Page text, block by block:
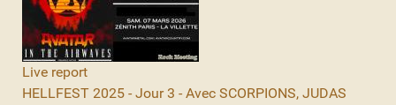
Live report
HELLFEST 2025 - Jour 3 - Avec SCORPIONS, JUDAS